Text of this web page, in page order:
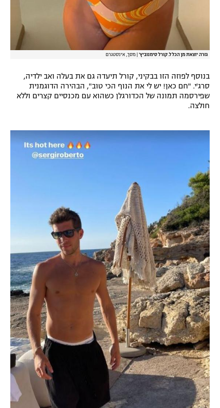
גזרה יוצאת מן הכלל. קורל סימנוביץ' מסך, אינסטגרם
בנוסף לפוזה הזו בבקיני, קורל תיעדה גם את בעלה ואב ילדיה,
סרג'י. "חם כאן! יש לי את הנוף הכי טוב", הבהירה הדוגמנית
שפירסמה תמונה של הכדורגלן כשהוא עם מכנסיים קצרים וללא
חולצה.